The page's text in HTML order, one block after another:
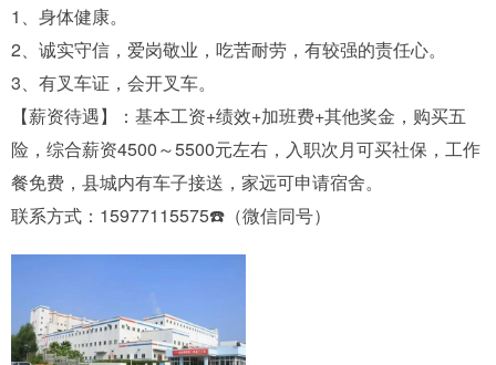
1、身体健康。
2、诚实守信，爱岗敬业，吃苦耐劳，有较强的责任心。
3、有叉车证，会开叉车。
【薪资待遇】：基本工资+绩效+加班费+其他奖金，购买五
险，综合薪资4500～5500元左右，入职次月可买社保，工作
餐免费，县城内有车子接送，家远可申请宿舍。
联系方式：15977115575☎️（微信同号）